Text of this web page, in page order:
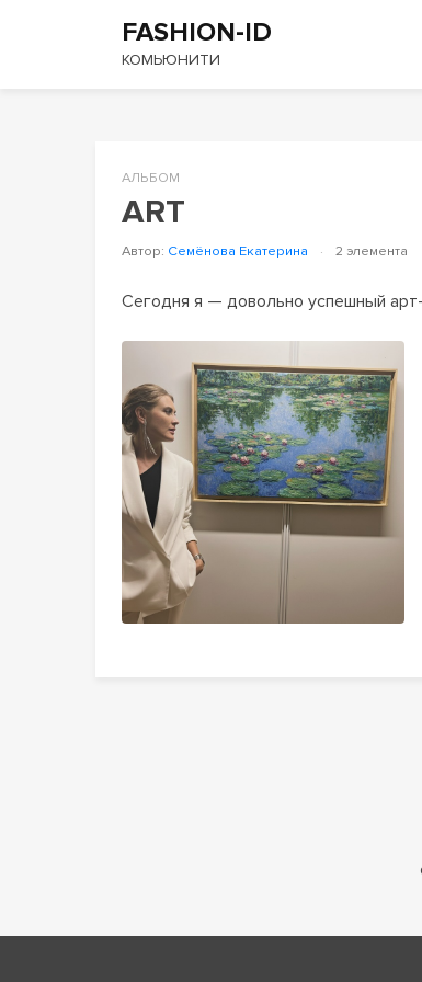
FASHION-ID
КОМЬЮНИТИ
АЛЬБОМ
ART
Автор: Семёнова Екатерина · 2 элемента
Сегодня я — довольно успешный